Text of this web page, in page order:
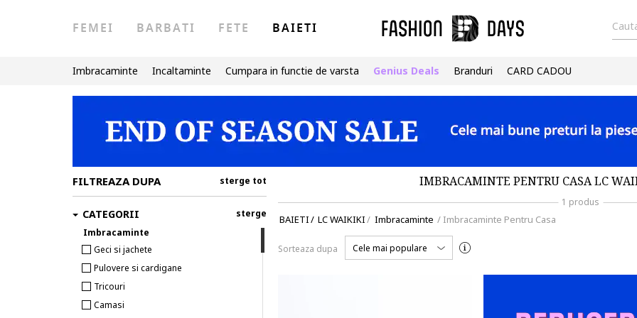
FEMEI BARBATI FETE BAIETI
Imbracaminte Incaltaminte Cumpara in functie de varsta Genius Deals Branduri CARD CADOU
IMBRACAMINTE PENTRU CASA LC
1 produs
BAIETI/ LC WAIKIKI/ Imbracaminte / Imbracaminte Pentru Casa
Sorteaza dupa Cele mai populare
FILTREAZA DUPA sterge tot
CATEGORII
Imbracaminte
Geci si jachete
Pulovere si cardigane
Tricouri
Camasi
sterge